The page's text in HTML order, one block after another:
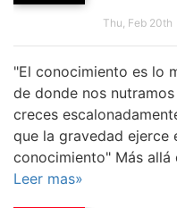
Thu, Feb 20th
"El conocimiento es lo
de donde nos
creces
que la gravedad ejerce
conocimiento" Más
Leer mas»